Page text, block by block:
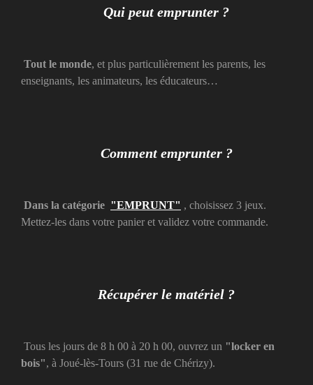
Qui peut emprunter ?
Tout le monde, et plus particulièrement les parents, les
enseignants, les animateurs, les éducateurs…
Comment emprunter ?
Dans la catégorie "EMPRUNT" , choisissez 3 jeux.
Mettez-les dans votre panier et validez votre commande.
Récupérer le matériel ?
Tous les jours de 8 h 00 à 20 h 00, ouvrez un "locker en
bois", à Joué-lès-Tours (31 rue de Chérizy).